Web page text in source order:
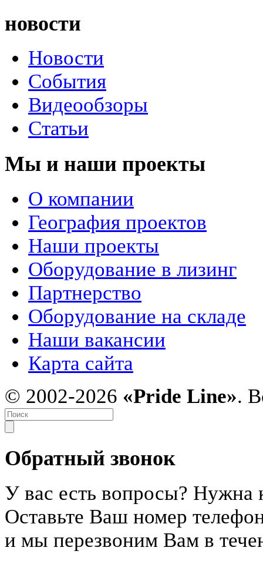
новости
Новости
События
Видеообзоры
Статьи
Мы и наши проекты
О компании
География проектов
Наши проекты
Оборудование в лизинг
Партнерство
Оборудование на складе
Наши вакансии
Карта сайта
© 2002-2026 «Pride Line».
Обратный звонок
У вас есть вопросы? Нужна
Оставьте Ваш номер
и мы перезвоним Вам в